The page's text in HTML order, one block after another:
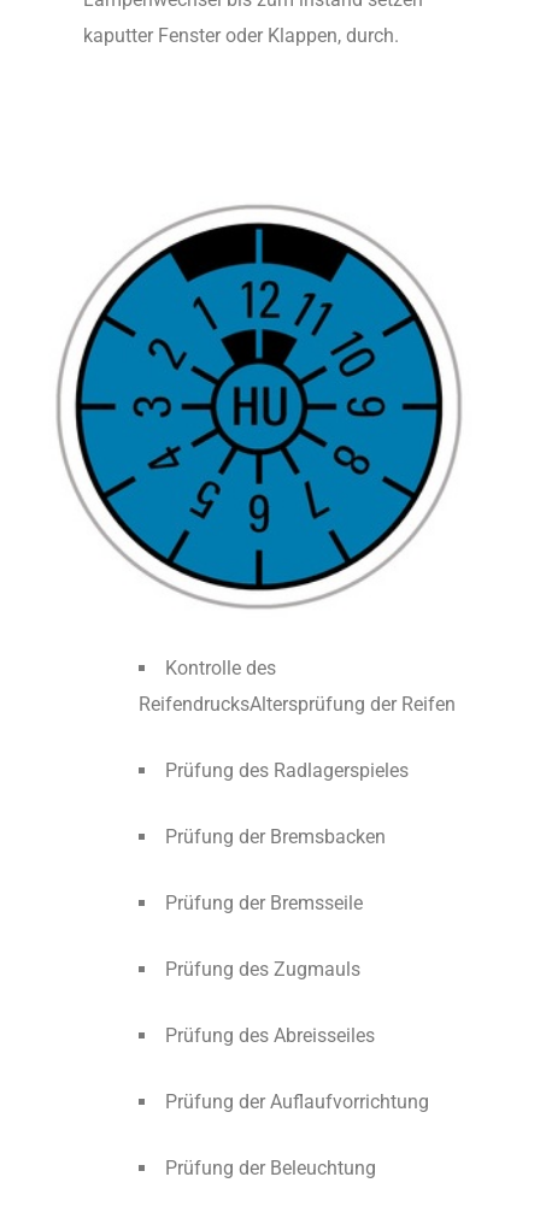
kaputter Fenster oder Klappen, durch.
Kontrolle des
ReifendrucksAltersprüfung der Reifen
Prüfung des Radlagerspieles
Prüfung der Bremsbacken
Prüfung der Bremsseile
Prüfung des Zugmauls
Prüfung des Abreisseiles
Prüfung der Auflaufvorrichtung
Prüfung der Beleuchtung